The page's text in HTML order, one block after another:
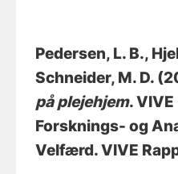
Pedersen, L. B.,
Schneider, M. D.
på plejehjem.
Forsknings- og
Velfærd. VIVE